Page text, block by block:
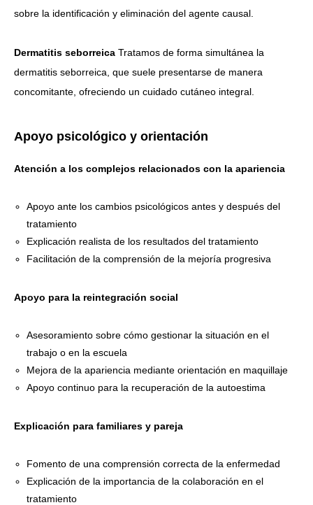
sobre la identificación y eliminación del agente causal.
Dermatitis seborreica Tratamos de forma simultánea la
dermatitis seborreica, que suele presentarse de manera
concomitante, ofreciendo un cuidado cutáneo integral.
Apoyo psicológico y orientación
Atención a los complejos relacionados con la apariencia
Apoyo ante los cambios psicológicos antes y después del
tratamiento
Explicación realista de los resultados del tratamiento
Facilitación de la comprensión de la mejoría progresiva
Apoyo para la reintegración social
Asesoramiento sobre cómo gestionar la situación en el
trabajo o en la escuela
Mejora de la apariencia mediante orientación en maquillaje
Apoyo continuo para la recuperación de la autoestima
Explicación para familiares y pareja
Fomento de una comprensión correcta de la enfermedad
Explicación de la importancia de la colaboración en el
tratamiento